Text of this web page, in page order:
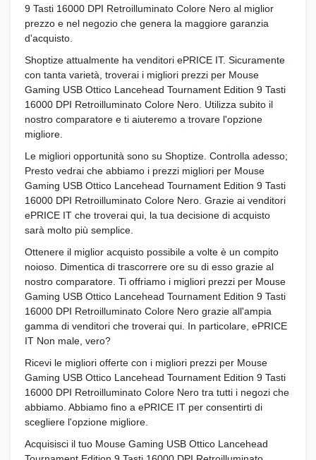
9 Tasti 16000 DPI Retroilluminato Colore Nero al miglior
prezzo e nel negozio che genera la maggiore garanzia
d'acquisto.
Shoptize attualmente ha venditori ePRICE IT. Sicuramente
con tanta varietà, troverai i migliori prezzi per Mouse
Gaming USB Ottico Lancehead Tournament Edition 9 Tasti
16000 DPI Retroilluminato Colore Nero. Utilizza subito il
nostro comparatore e ti aiuteremo a trovare l'opzione
migliore.
Le migliori opportunità sono su Shoptize. Controlla adesso;
Presto vedrai che abbiamo i prezzi migliori per Mouse
Gaming USB Ottico Lancehead Tournament Edition 9 Tasti
16000 DPI Retroilluminato Colore Nero. Grazie ai venditori
ePRICE IT che troverai qui, la tua decisione di acquisto
sarà molto più semplice.
Ottenere il miglior acquisto possibile a volte è un compito
noioso. Dimentica di trascorrere ore su di esso grazie al
nostro comparatore. Ti offriamo i migliori prezzi per Mouse
Gaming USB Ottico Lancehead Tournament Edition 9 Tasti
16000 DPI Retroilluminato Colore Nero grazie all'ampia
gamma di venditori che troverai qui. In particolare, ePRICE
IT Non male, vero?
Ricevi le migliori offerte con i migliori prezzi per Mouse
Gaming USB Ottico Lancehead Tournament Edition 9 Tasti
16000 DPI Retroilluminato Colore Nero tra tutti i negozi che
abbiamo. Abbiamo fino a ePRICE IT per consentirti di
scegliere l'opzione migliore.
Acquisisci il tuo Mouse Gaming USB Ottico Lancehead